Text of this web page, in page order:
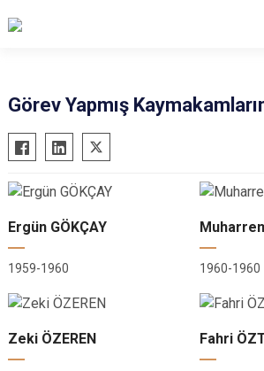
19 Mayıs
Alaçam
Asarcık
Ayvacık
Bafra
Çarşamba
Havza
Kavak
Ladik
Terme
Yakakent
Atakum
Canik
İlkadım
Görev Yapmış
Ergün GÖKÇAY
1959-1960 1960-1960
Zeki ÖZEREN Fahri